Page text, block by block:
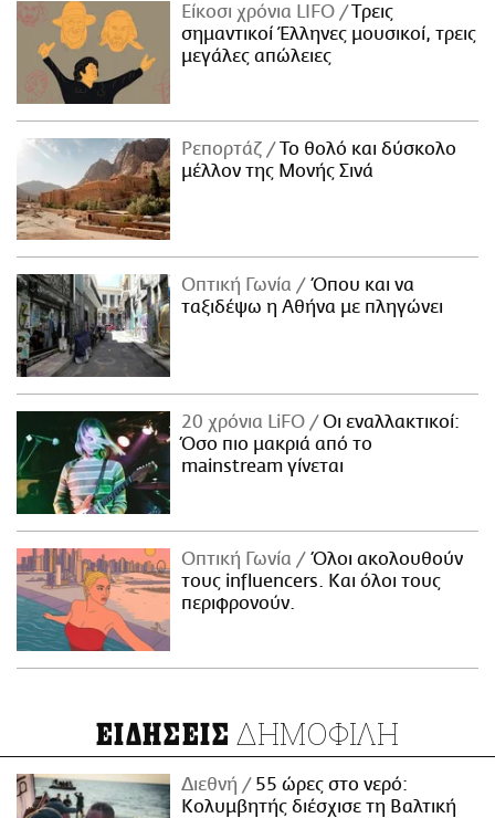
Είκοσι χρόνια LIFO
Tρεις
σημαντικοί Έλληνες μουσικοί, τρεις
μεγάλες απώλειες
Ρεπορτάζ
Το θολό και δύσκολο
μέλλον της Μονής Σινά
Οπτική Γωνία
Όπου και να
ταξιδέψω η Αθήνα με πληγώνει
20 χρόνια LiFO
Οι εναλλακτικοί:
Όσο πιο μακριά από το
mainstream γίνεται
Οπτική Γωνία
Όλοι ακολουθούν
τους influencers. Και όλοι τους
περιφρονούν.
ΕΙΔΗΣΕΙΣ ΔΗΜΟΦΙΛΗ
Διεθνή
55 ώρες στο νερό:
Κολυμβητής διέσχισε τη Βαλτική